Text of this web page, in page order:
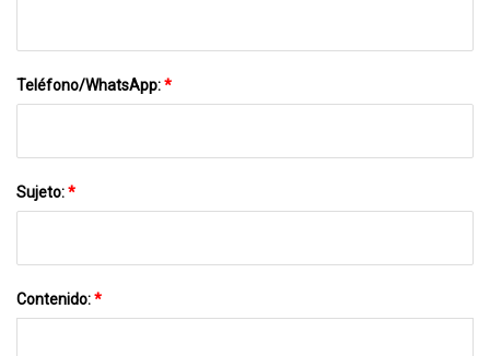
Teléfono/WhatsApp:*
Sujeto:*
Contenido:*